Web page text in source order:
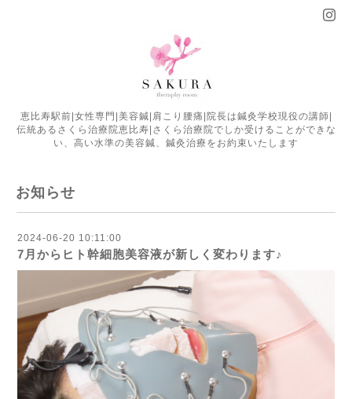
恵比寿駅前|女性専門|美容鍼|肩こり腰痛|院長は鍼灸学校現役の講師|
伝統あるさくら治療院恵比寿|さくら治療院でしか受けることができな
い、高い水準の美容鍼、鍼灸治療をお約束いたします
お知らせ
2024-06-20 10:11:00
7月からヒト幹細胞美容液が新しく変わります♪